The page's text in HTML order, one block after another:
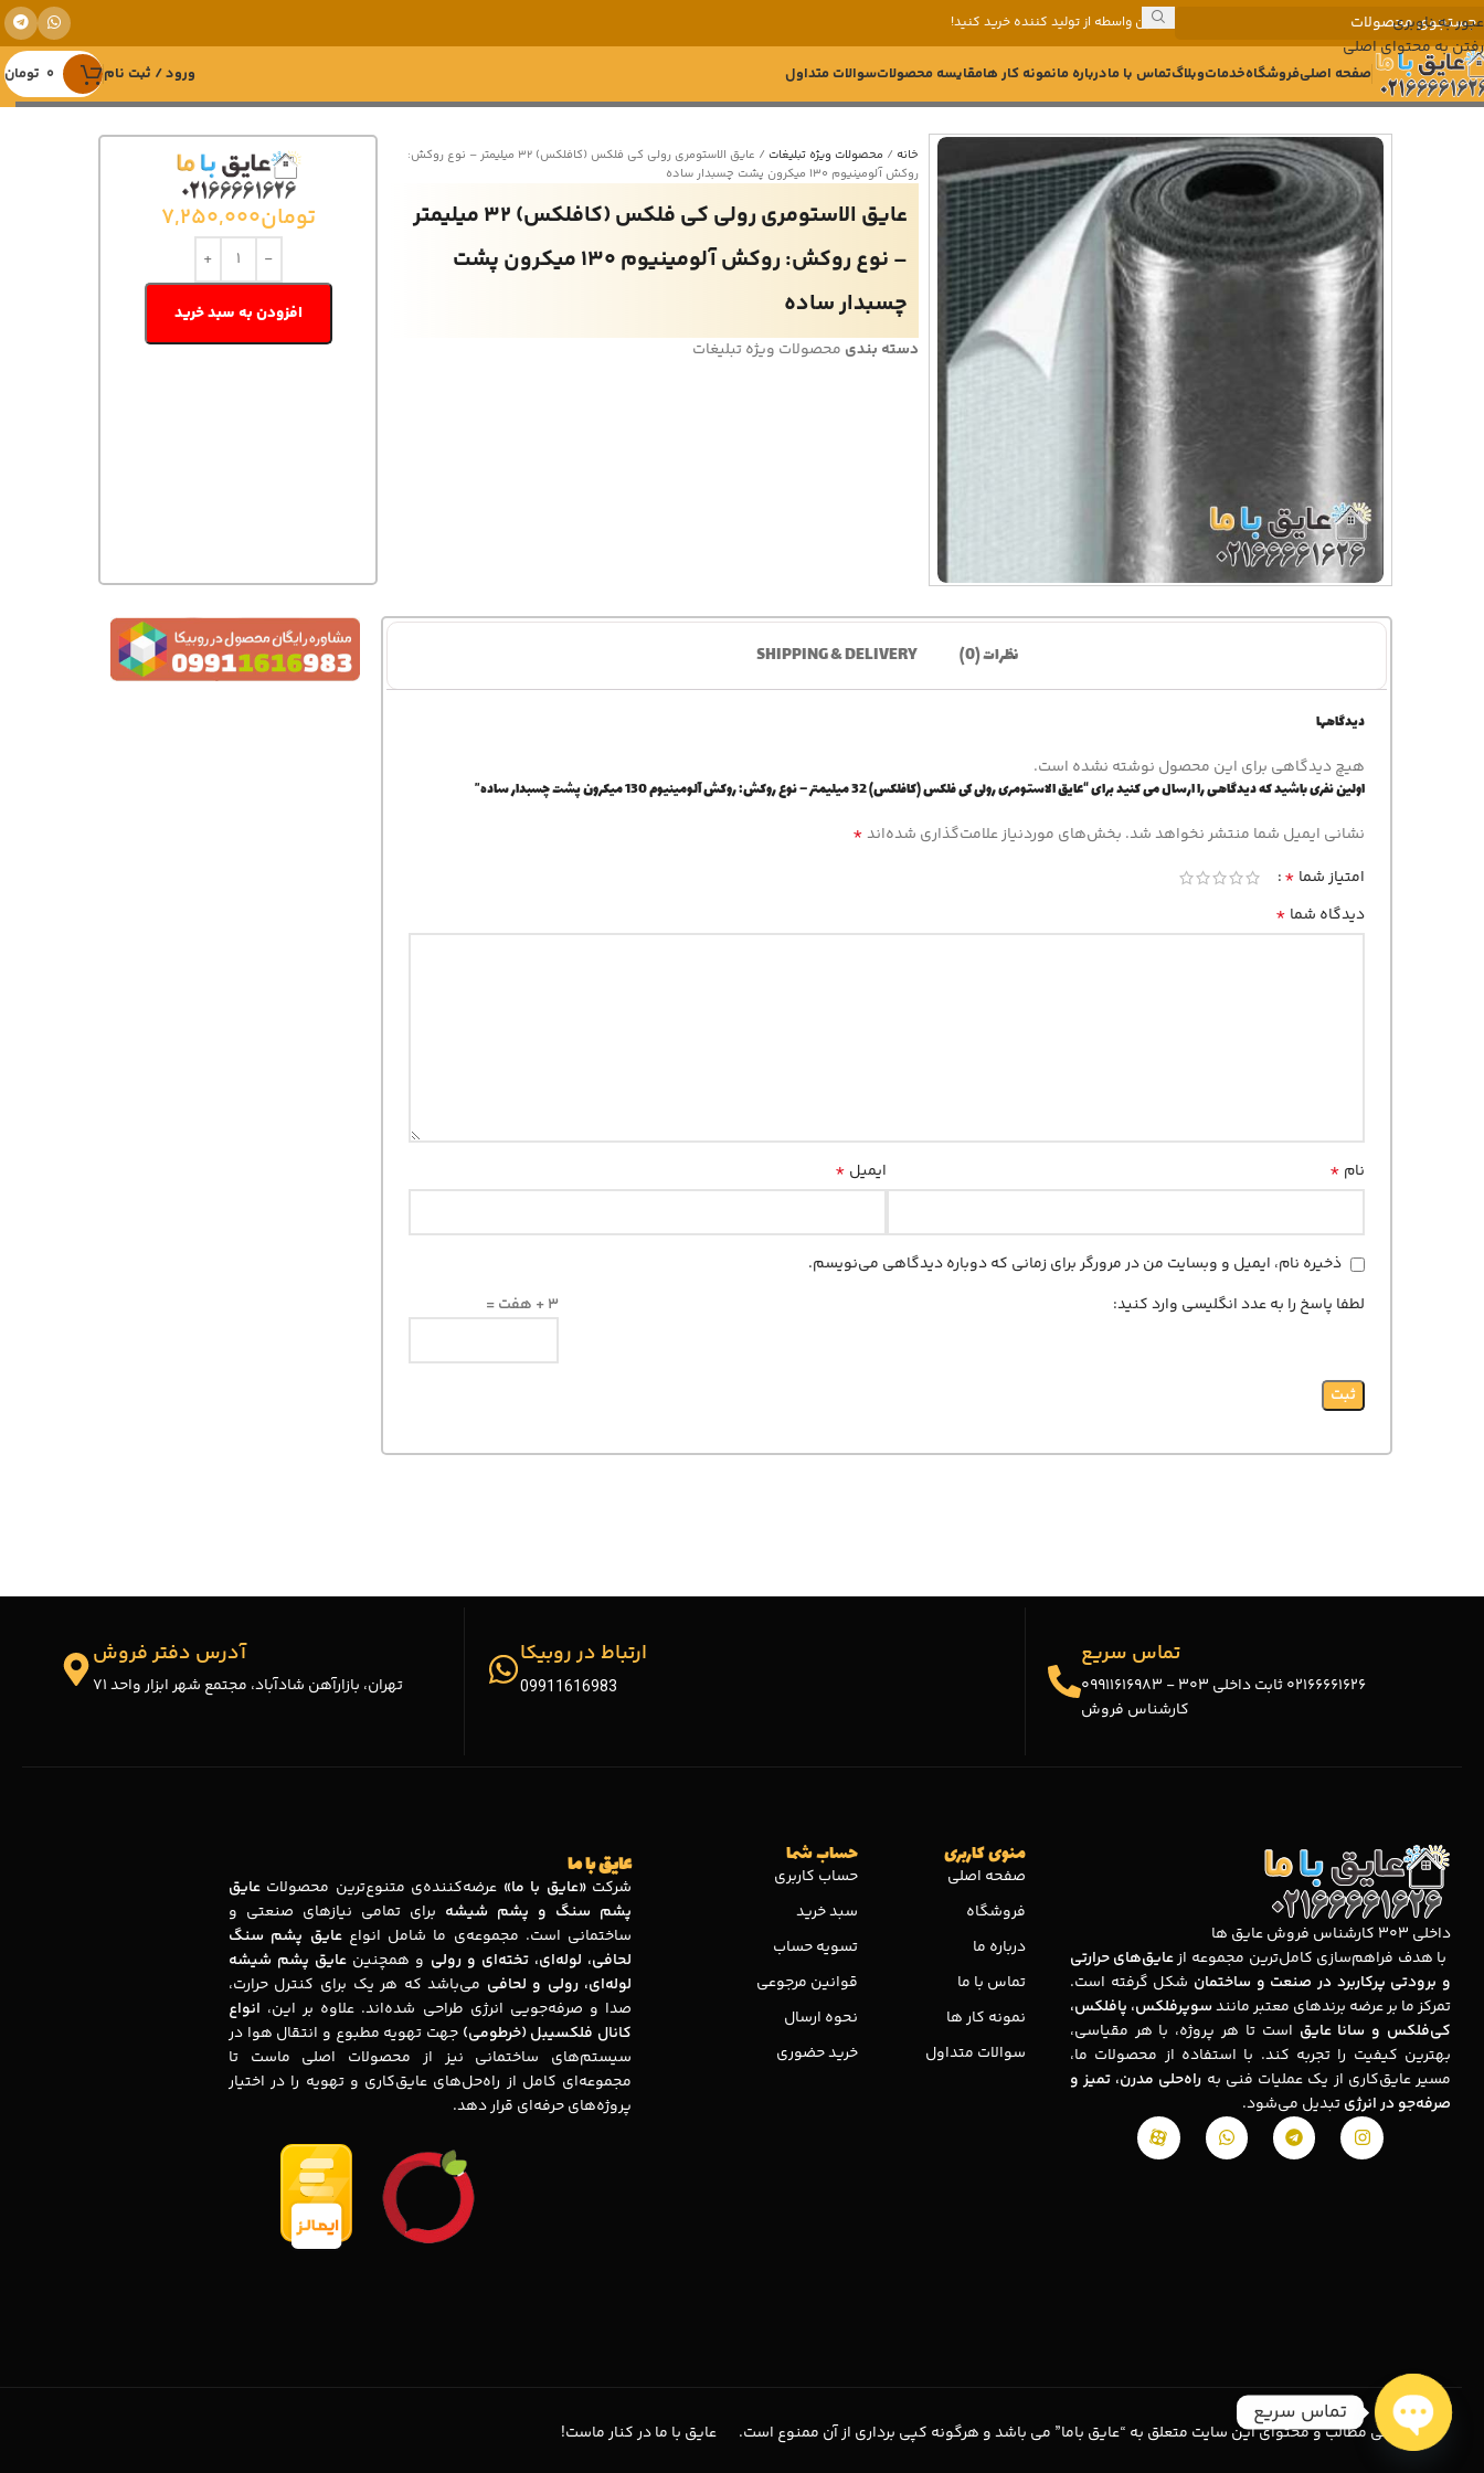
عبور به ناوبری
رفتن به محتوای اصلی
بدون واسطه از تولید کننده خرید کنید!
صفحه اصلیفروشگاهخدماتوبلاگتماس با مادرباره مانمونه کار هامقایسه محصولاتسوالات متداول ورود / ثبت نام تومان 0
تومان7,250,000
افزودن به سبد خرید
خانه محصولات ویژه تبلیغات
عایق الاستومری رولی کی فلکس (کافلکس) 32 میلیمتر – نوع روکش:
روکش آلومینیوم 130 میکرون پشت چسبدار ساده
عایق الاستومری رولی کی فلکس (کافلکس) 32 میلیمتر
– نوع روکش: روکش آلومینیوم 130 میکرون پشت
چسبدار ساده
دسته بندی محصولات ویژه تبلیغات
نظرات (0) SHIPPING & DELIVERY
دیدگاهها
هیچ دیدگاهی برای این محصول نوشته نشده است.
اولین نفری باشید که دیدگاهی را ارسال می کنید برای “عایق الاستومری رولی کی فلکس (کافلکس) 32 میلیمتر – نوع روکش: روکش آلومینیوم 130 میکرون پشت چسبدار ساده”
نشانی ایمیل شما منتشر نخواهد شد. بخش‌های موردنیاز علامت‌گذاری شده‌اند*
امتیاز شما *
دیدگاه شما *
نام * ایمیل *
ذخیره نام، ایمیل و وبسایت من در مرورگر برای زمانی که دوباره دیدگاهی می‌نویسم.
لطفا پاسخ را به عدد انگلیسی وارد کنید:
3 + هفت =
تماس سریع
02166661626 ثابت داخلی 303 - 09911616983
کارشناس فروش
ارتباط در روبیکا
09911616983
آدرس دفتر فروش
تهران، بازارآهن شادآباد، مجتمع شهر ابزار واحد 71
داخلی 303 کارشناس فروش عایق ها
با هدف فراهم‌سازی کامل‌ترین مجموعه‌ ازعایق‌های حرارتی
و برودتی پرکاربرد در صنعت و ساختمان شکل گرفته است.
تمرکز ما بر عرضه برندهای معتبر مانندسوپرفلکس، پافلکس،
کی‌فلکس و سانا عایق است تا هر پروژه، با هر مقیاسی،
بهترین کیفیت را تجربه کند. با استفاده از محصولات ما،
مسیر عایق‌کاری از یک عملیات فنی به راه‌حلی مدرن، تمیز و
صرفه‌جو در انرژیتبدیل می‌شود.
منوی کاربری
صفحه اصلی
فروشگاه
درباره ما
تماس با ما
نمونه کار ها
سوالات متداول
حساب شما
حساب کاربری
سبد خرید
تسویه حساب
قوانین مرجوعی
نحوه ارسال
خرید حضوری
عایق با ما
شرکت«عایق با ما» عرضه‌کننده‌ی متنوع‌ترین محصولاتعایق
پشم سنگ و پشم شیشه برای تمامی نیازهای صنعتی و
ساختمانی است. مجموعه‌ی ما شامل انواععایق پشم سنگ
لحافی، لوله‌ای، تخته‌ای و رولی و همچنین عایق پشم شیشه
لوله‌ای، رولی و لحافی می‌باشد که هر یک برای کنترل حرارت،
صدا و صرفه‌جویی انرژی طراحی شده‌اند. علاوه بر این، انواع
کانال فلکسیبل (خرطومی) جهت تهویه مطبوع و انتقال هوا در
سیستم‌های ساختمانی نیز از محصولات اصلی ماست تا
مجموعه‌ای کامل از راه‌حل‌های عایق‌کاری و تهویه را در اختیار
پروژه‌های حرفه‌ای قرار دهد.
تمامی مطالب و محتوای این سایت متعلق به “عایق باما” می باشد و هرگونه کپی برداری از آن ممنوع است. عایق با ما در کنار ماست!
تماس سریع